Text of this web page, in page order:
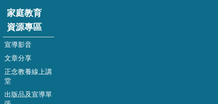
資
料
開
放
宣
告
家庭教育
資源專區
宣導影音
文章分享
正念教養線上講
堂
出版品及宣導單